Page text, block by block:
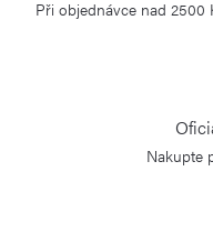
Při objednávce nad 2500
Nakupte